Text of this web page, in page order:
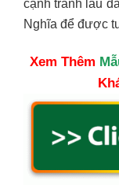
cạnh tranh lâu
Nghĩa để được
Xem Thêm